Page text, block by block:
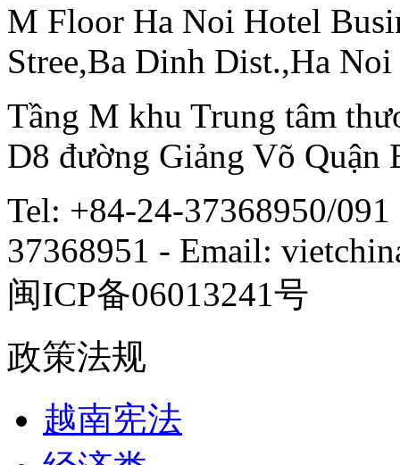
M Floor Ha Noi Hotel
Stree,Ba Dinh Dist.,Ha Noi
Tầng M khu Trung tâm
D8 đường Giảng Võ Quận
Tel: +84-24-37368950/
37368951 - Email:
闽ICP备06013241号
政策法规
越南宪法